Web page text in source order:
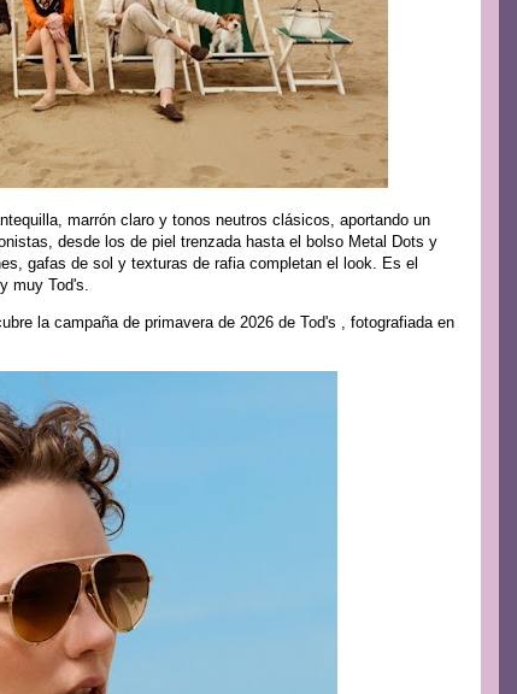
marrón claro y tonos neutros clásicos, aportando un
desde los de piel trenzada hasta el bolso Metal Dots y
gafas de sol y texturas de rafia completan el look. Es el
muy Tod's.
la campaña de primavera de 2026 de Tod's , fotografiada en